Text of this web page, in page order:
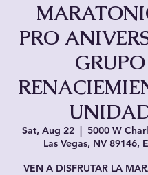
PRO
GRUPO
Sat, Aug 22
  |
5000 W
Las Vegas, NV 89146,
VEN A DISFRUTAR LA